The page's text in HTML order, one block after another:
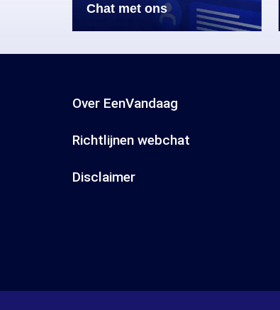
Chat met ons
Over EenVandaag
Richtlijnen webchat
Disclaimer